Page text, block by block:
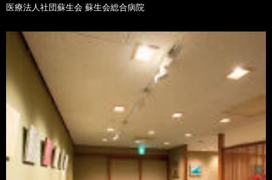
医療法人社団蘇生会 蘇生会総合病院